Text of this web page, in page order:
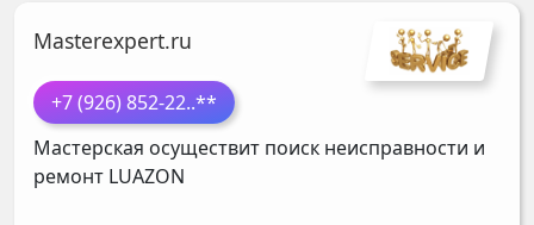
Masterexpert.ru
+7 (926) 852-22..**
Мастерская осуществит поиск неисправности и
ремонт LUAZON